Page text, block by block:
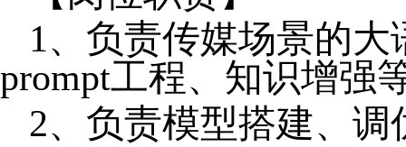
1、 负责传媒场景的
prompt工程、知识增强
2、 负责模型搭建、